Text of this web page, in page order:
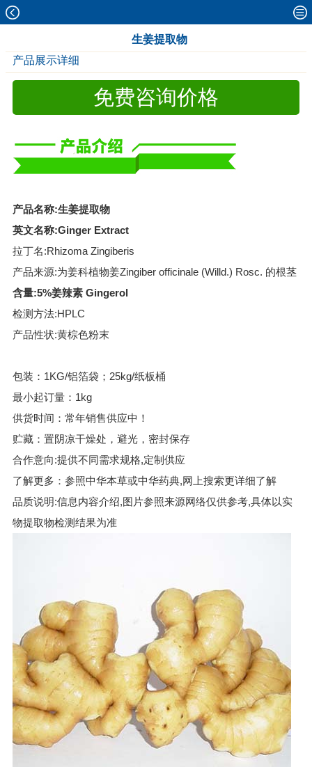
生姜提取物
产品展示详细
免费咨询价格
产品名称:生姜提取物
英文名称:Ginger Extract
拉丁名:Rhizoma Zingiberis
产品来源:为姜科植物姜Zingiber officinale (Willd.) Rosc. 的根茎
含量:5%姜辣素 Gingerol
检测方法:HPLC
产品性状:黄棕色粉末
包装：1KG/铝箔袋；25kg/纸板桶
最小起订量：1kg
供货时间：常年销售供应中！
贮藏：置阴凉干燥处，避光，密封保存
合作意向:提供不同需求规格,定制供应
了解更多：参照中华本草或中华药典,网上搜索更详细了解
品质说明:信息内容介绍,图片参照来源网络仅供参考,具体以实
物提取物检测结果为准